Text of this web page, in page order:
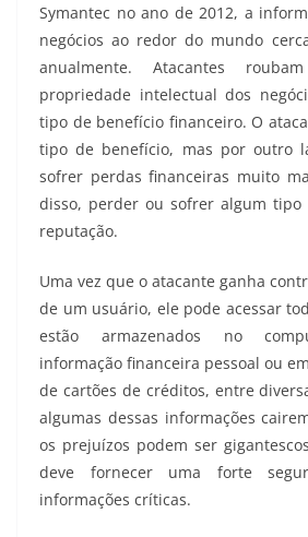
Symantec no ano de 2012, a
negócios ao redor do mundo
anualmente. Atacantes
propriedade intelectual dos
tipo de benefício financeiro. O
tipo de benefício, mas por outro
sofrer perdas financeiras muito
disso, perder ou sofrer algum tipo
reputação.
Uma vez que o atacante ganha
de um usuário, ele pode acessar
estão armazenados no
informação financeira pessoal ou
de cartões de créditos, entre
algumas dessas informações
os prejuízos podem ser
deve fornecer uma forte
informações críticas.